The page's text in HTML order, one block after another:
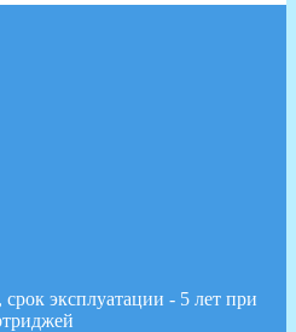
эксплуатации - 5 лет при